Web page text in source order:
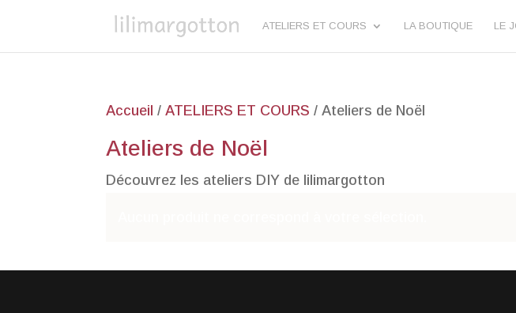
ATELIERS ET COURS LA BOUTIQUE LE
Accueil /ATELIERS ET COURS / Ateliers de Noël
Ateliers de Noël
Découvrez les ateliers DIY de lilimargotton